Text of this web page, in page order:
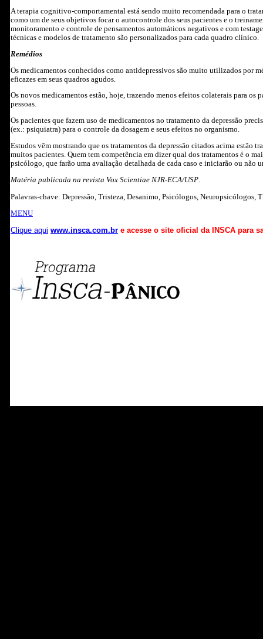
A terapia cognitivo-comportamental está sendo muito recomendada para o
como um de seus objetivos focar o autocontrole dos seus pacientes e o
monitoramento e controle de pensamentos automáticos negativos e com
técnicas e modelos de tratamento são personalizados para cada quadro clínico.
Remédios
Os medicamentos conhecidos como antidepressivos são muito utilizados por
eficazes em seus quadros agudos.
Os novos medicamentos estão, hoje, trazendo menos efeitos colaterais para os
pessoas.
Os pacientes que fazem uso de medicamentos no tratamento da depressão
(ex.: psiquiatra) para o controle da dosagem e seus efeitos no organismo.
Estudos vêm mostrando que os tratamentos da depressão citados acima estão
muitos pacientes. Quem tem competência em dizer qual dos tratamentos é o
psicólogo, que farão uma avaliação detalhada de cada caso e iniciarão ou não
Matéria publicada na revista Vox Scientiae NJR-ECA/USP.
Palavras-chave: Depressão, Tristeza, Desanimo, Psicólogos, Neuropsicólogos,
MENU
Clique aqui www.insca.com.br e acesse o site oficial da INSCA para